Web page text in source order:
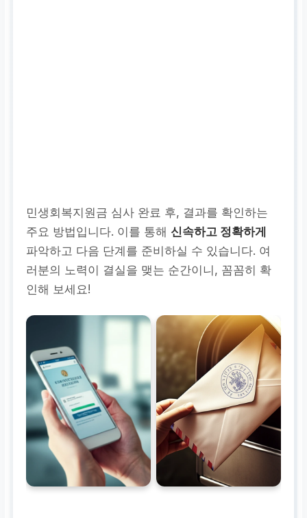
민생회복지원금 심사 완료 후, 결과를 확인하는
주요 방법입니다. 이를 통해신속하고 정확하게
파악하고 다음 단계를 준비하실 수 있습니다. 여
러분의 노력이 결실을 맺는 순간이니, 꼼꼼히 확
인해 보세요!